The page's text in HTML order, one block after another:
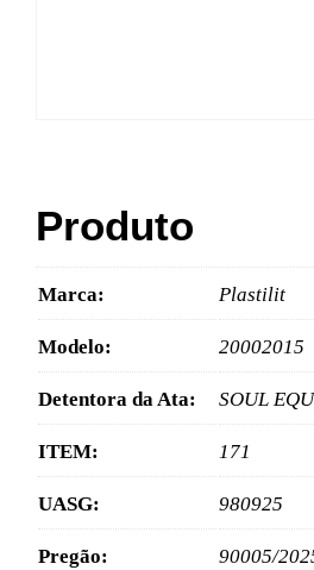
Produto
Marca: Plastilit
Modelo: 20002015
Detentora da Ata: SOUL
ITEM: 171
UASG: 980925
Pregão: 90005/